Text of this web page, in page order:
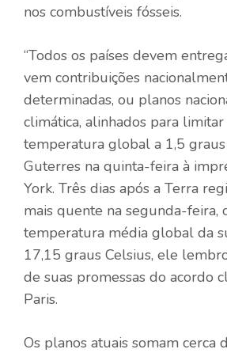
nos combustíveis fósseis.
“Todos os países devem
vem contribuições
determinadas, ou planos
climática, alinhados para
temperatura global a 1,5 graus
Guterres na quinta-feira à
York. Três dias após a Terra
mais quente na segunda-feira,
temperatura média global da
17,15 graus Celsius, ele
de suas promessas do acordo
Paris.
Os planos atuais somam cerca